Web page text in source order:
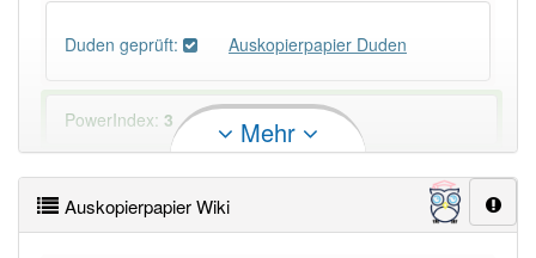
Duden geprüft: Auskopierpapier Duden
PowerIndex: 3
Häufigkeit: 2 von 10
Mehr
Auskopierpapier Wiki